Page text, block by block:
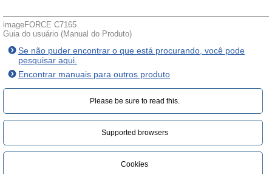
imageFORCE C7165
Guia do usuário (Manual do Produto)
Se não puder encontrar o que está procurando, você pode
pesquisar aqui.
Encontrar manuais para outros produto
Please be sure to read this.‎
Supported browsers
Cookies